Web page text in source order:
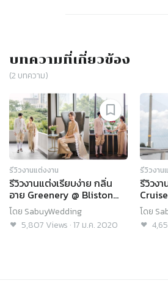
บทความที่เกี่ยวข้อง
(2 บทความ)
รีวิวงานแต่งงาน
รีวิวงานแต่งเรียบง่าย กลิ่น
อาย Greenery @ Bliston
Suwan Park View Hotel
โดย SabuyWedding
5,807 Views ·17 ม.ค. 2020
รีวิวงาน
รีวิวง
ราสาว
โดย